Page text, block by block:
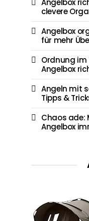
Angelbox
clevere
Angelbox
für mehr
Ordnung im
Angelbox
Angeln mit
Tipps &
Chaos ade:
Angelbox